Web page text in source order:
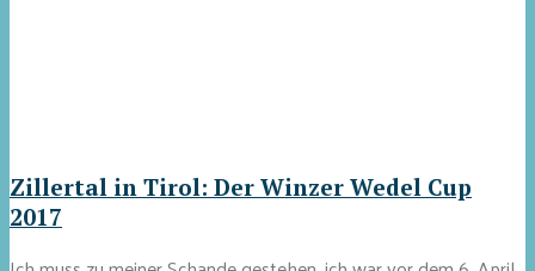
Zillertal in Tirol: Der Winzer Wedel Cup
2017